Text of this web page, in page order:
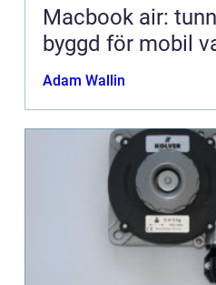
Macbook air:
byggd för mobil
Adam Wallin